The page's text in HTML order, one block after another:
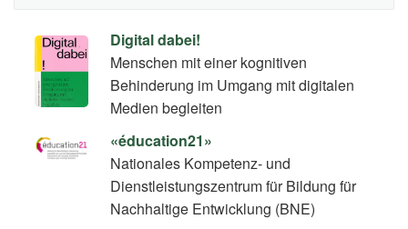
Digital dabei!
Menschen mit einer kognitiven
Behinderung im Umgang mit digitalen
Medien begleiten
«éducation21»
Nationales Kompetenz- und
Dienstleistungszentrum für Bildung für
Nachhaltige Entwicklung (BNE)